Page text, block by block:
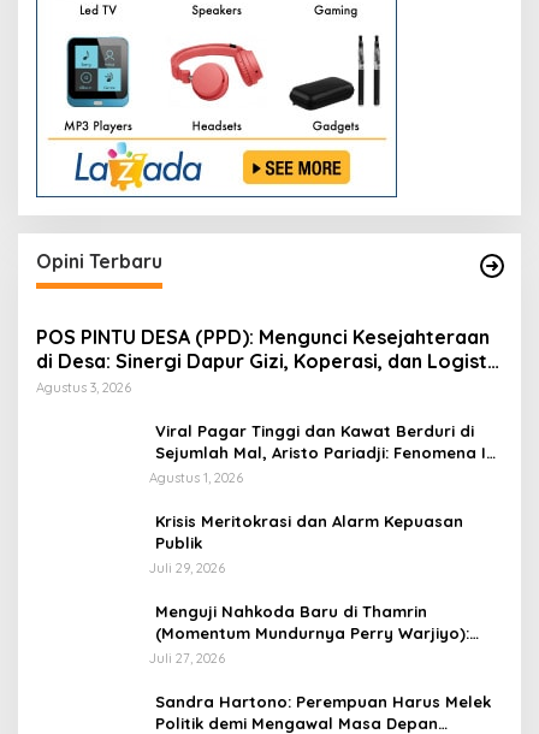
Opini Terbaru
POS PINTU DESA (PPD): Mengunci Kesejahteraan
di Desa: Sinergi Dapur Gizi, Koperasi, dan Logistik
Terpadu
Agustus 3, 2026
Viral Pagar Tinggi dan Kawat Berduri di
Sejumlah Mal, Aristo Pariadji: Fenomena Ini
Cerminan Pentingnya Membangun
Agustus 1, 2026
​Krisis Meritokrasi dan Alarm Kepuasan
Publik
Juli 29, 2026
​Menguji Nahkoda Baru di Thamrin
(Momentum Mundurnya Perry Warjiyo):
Sinergi Kebijakan Moneter-Fiskal di Era
Juli 27, 2026
Sandra Hartono: Perempuan Harus Melek
Politik demi Mengawal Masa Depan